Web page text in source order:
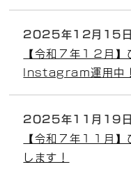
2025年12月15日
【令和７年１２月
Instagram運用中！
2025年11月19日
【令和７年１１月
します！